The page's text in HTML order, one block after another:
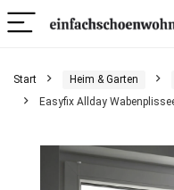
Start Heim & Garten
Easyfix Allday